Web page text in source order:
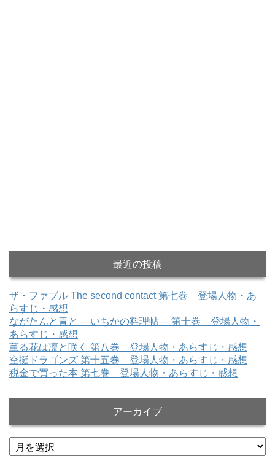
最近の投稿
ザ・ファブル The second contact 第七巻 登場人物・あ
らすじ・感想
ながたんと青と ―いちかの料理帖― 第十巻 登場人物・
あらすじ・感想
薫る花は凛と咲く 第八巻 登場人物・あらすじ・感想
空挺ドラゴンズ 第十五巻 登場人物・あらすじ・感想
税金で買った本 第七巻 登場人物・あらすじ・感想
アーカイブ
ア
ー